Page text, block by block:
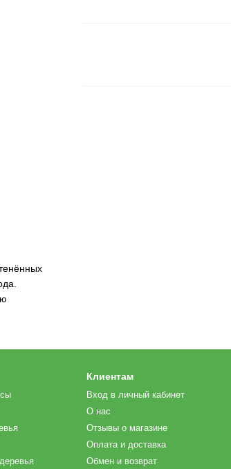
Клиентам
Вход в личный кабинет
О нас
Отзывы о магазине
Оплата и доставка
Обмен и возврат